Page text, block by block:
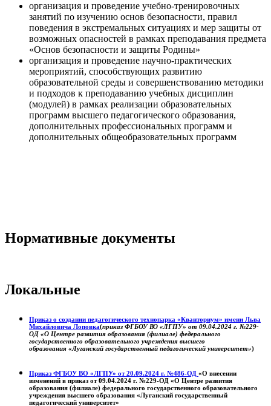
организация и проведение учебно-тренировочных
занятий по изучению основ безопасности, правил
поведения в экстремальных ситуациях и мер защиты от
возможных опасностей в рамках преподавания предмета
«Основ безопасности и защиты Родины»
организация и проведение научно-практических
мероприятий, способствующих развитию
образовательной среды и совершенствованию методики
и подходов к преподаванию учебных дисциплин
(модулей) в рамках реализации образовательных
программ высшего педагогического образования,
дополнительных профессиональных программ и
дополнительных общеобразовательных программ
Нормативные документы
Локальные
Приказ о создании педагогического технопарка «Кванториум» имени Льва
Михайловича Лоповка(приказ ФГБОУ ВО «ЛГПУ» от 09.04.2024 г. №229-
ОД «О Центре развития образования (филиале) федерального
государственного образовательного учреждения высшего
образования «Луганский государственный педагогический университет»)
Приказ ФГБОУ ВО «ЛГПУ» от 20.09.2024 г. №486-ОД «О внесении
изменений в приказ от 09.04.2024 г. №229-ОД «О Центре развития
образования (филиале) федерального государственного образовательного
учреждения высшего образования «Луганский государственный
педагогический университет»